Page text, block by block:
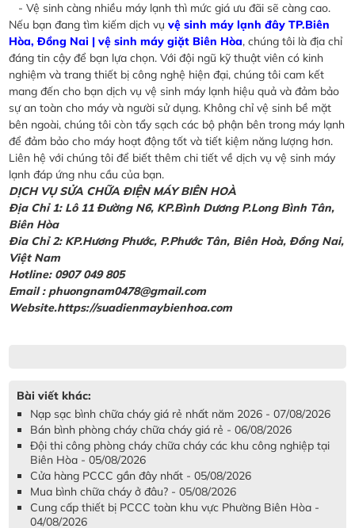
- Vệ sinh càng nhiều máy lạnh thì mức giá ưu đãi sẽ càng cao.
Nếu bạn đang tìm kiếm dịch vụvệ sinh máy lạnh đây TP.Biên
Hòa, Đồng Nai | vệ sinh máy giặt Biên Hòa, chúng tôi là địa chỉ
đáng tin cậy để bạn lựa chọn. Với đội ngũ kỹ thuật viên có kinh
nghiệm và trang thiết bị công nghệ hiện đại, chúng tôi cam kết
mang đến cho bạn dịch vụ vệ sinh máy lạnh hiệu quả và đảm bảo
sự an toàn cho máy và người sử dụng. Không chỉ vệ sinh bề mặt
bên ngoài, chúng tôi còn tẩy sạch các bộ phận bên trong máy lạnh
để đảm bảo cho máy hoạt động tốt và tiết kiệm năng lượng hơn.
Liên hệ với chúng tôi để biết thêm chi tiết về dịch vụ vệ sinh máy
lạnh đáp ứng nhu cầu của bạn.
DỊCH VỤ SỬA CHỮA ĐIỆN MÁY BIÊN HOÀ
Địa Chỉ 1: Lô 11 Đường N6, KP.Bình Dương P.Long Bình Tân,
Biên Hòa
Đia Chỉ 2: KP.Hương Phước, P.Phước Tân, Biên Hoà, Đồng Nai,
Việt Nam
Hotline: 0907 049 805
Email : phuongnam0478@gmail.com
Website.https://suadienmaybienhoa.com
Bài viết khác:
Nạp sạc bình chữa cháy giá rẻ nhất năm 2026 - 07/08/2026
Bán bình phòng cháy chữa cháy giá rẻ - 06/08/2026
Đội thi công phòng cháy chữa cháy các khu công nghiệp tại
Biên Hòa - 05/08/2026
Cửa hàng PCCC gần đây nhất - 05/08/2026
Mua bình chữa cháy ở đâu? - 05/08/2026
Cung cấp thiết bị PCCC toàn khu vực Phường Biên Hòa -
04/08/2026